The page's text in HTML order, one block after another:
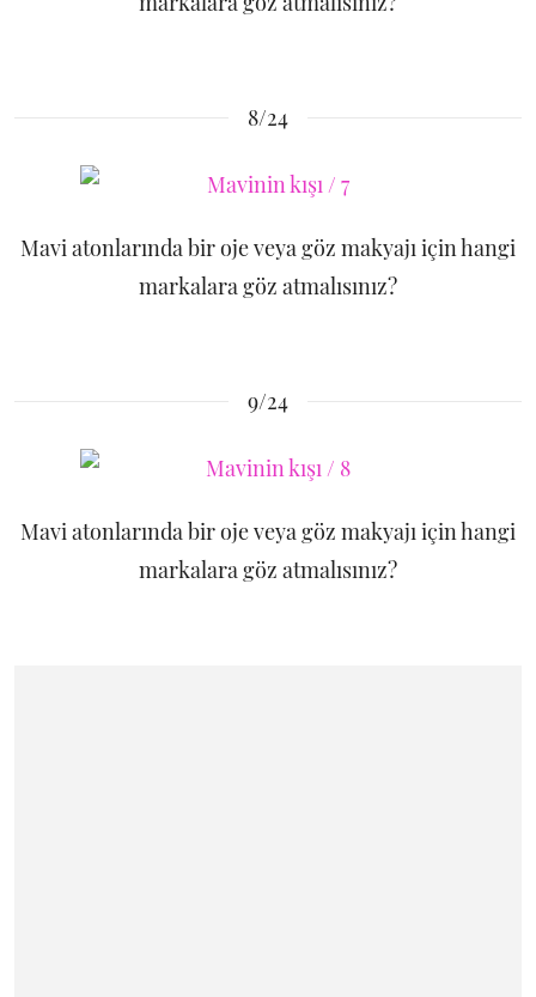
8/24
Mavi atonlarında bir oje veya göz makyajı için hangi
markalara göz atmalısınız?
9/24
Mavi atonlarında bir oje veya göz makyajı için hangi
markalara göz atmalısınız?